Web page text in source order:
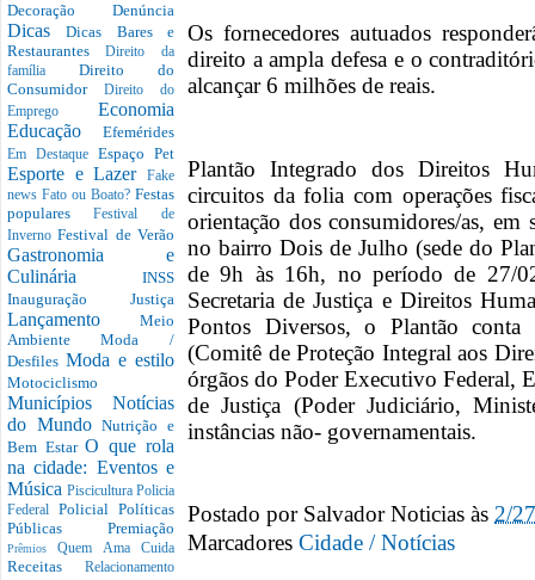
Decoração Denúncia
DicasDicas Bares e
RestaurantesDireito da
família Direito do
Consumidor Direito do
Emprego Economia
Educação Efemérides
Em Destaque Espaço Pet
Esporte e Lazer
Fake
news Fato ou Boato? Festas
popularesFestival de
InvernoFestival de Verão
Gastronomia e
Culinária INSS
Inauguração Justiça
Lançamento Meio
AmbienteModa /
Desfiles Moda e estilo
Motociclismo
Municípios Notícias
do MundoNutrição e
Bem EstarO que rola
na cidade: Eventos e
Música Piscicultura Policia
Federal Policial Políticas
Públicas Premiação
PrêmiosQuem Ama Cuida
Receitas Relacionamento
Os fornecedores autuados
direito a ampla defesa e o
alcançar 6 milhões de reais.
Plantão Integrado dos Direitos
circuitos da folia com operações
orientação dos consumidores/as,
no bairro Dois de Julho (sede do
de 9h às 16h, no período de 27/
Secretaria de Justiça e Direitos
Pontos Diversos, o Plantão
(Comitê de Proteção Integral aos
órgãos do Poder Executivo Federal,
de Justiça (Poder Judiciário,
instâncias não- governamentais.
Postado por Salvador Noticias às 2/
Marcadores Cidade / Notícias